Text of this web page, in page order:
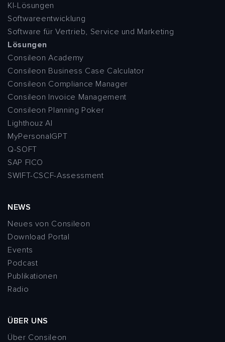
KI-Lösungen
Softwareentwicklung
Software für Vertrieb, Service und Marketing
Lösungen
Consileon Academy
Consileon Business Case Calculator
Consileon Compliance Manager
Consileon Invoice Management
Consileon Planning Poker
Lighthouz AI
MyPersonalGPT
Q-SOFT
SAP FICO
SWIFT-CSCF-Assessment
NEWS
Neues von Consileon
Download Portal
Events
Podcast
Publikationen
Radio
ÜBER UNS
Über Consileon